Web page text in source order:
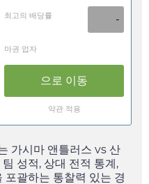
최고의 배당률 -
마권 업자
으로 이동
약관 적용
가시마 앤틀러스 vs 산
성적, 상대 전적 통계,
포괄하는 통찰력 있는 경